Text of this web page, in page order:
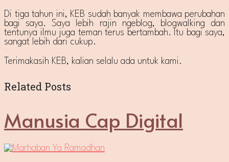
Di tiga tahun ini, KEB sudah banyak membawa perubahan
bagi saya. Saya lebih rajin ngeblog, blogwalking dan
tentunya ilmu juga teman terus bertambah. Itu bagi saya,
sangat lebih dari cukup.
Terimakasih KEB, kalian selalu ada untuk kami.
Related Posts
Manusia Cap Digital